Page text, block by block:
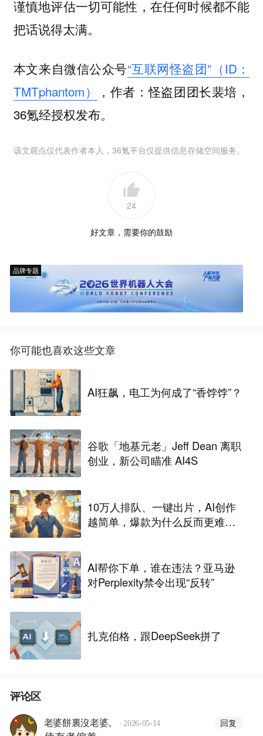
谨慎地评估一切可能性，在任何时候都不能
把话说得太满。
本文来自微信公众号“互联网怪盗团”（ID：
TMTphantom）
，作者：怪盗团团长裴培，
36氪经授权发布。
该文观点仅代表作者本人，36氪平台仅提供信息存储空间服务。
24
好文章，需要你的鼓励
品牌专题
你可能也喜欢这些文章
AI狂飙，电工为何成了“香饽饽”？
谷歌「地基元老」Jeff Dean 离职
创业，新公司瞄准 AI4S
10万人排队、一键出片，AI创作
越简单，爆款为什么反而更难做
AI帮你下单，谁在违法？亚马逊
对Perplexity禁令出现“反转”
扎克伯格，跟DeepSeek拼了
评论区
老婆餅裏沒老婆。 · 2026-05-14 回复